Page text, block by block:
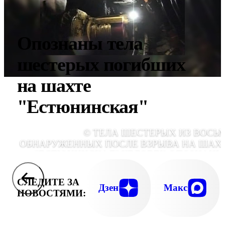
Опознаны тела
шестерых погибших
на шахте
"Естюнинская"
© ТЕЛА ШЕСТЕРЫХ ИЗ
ОБНАРУЖЕННЫХ ПОСЛЕ ВЗРЫВА НА
СЛЕДИТЕ ЗА
НОВОСТЯМИ:
Дзен Макс